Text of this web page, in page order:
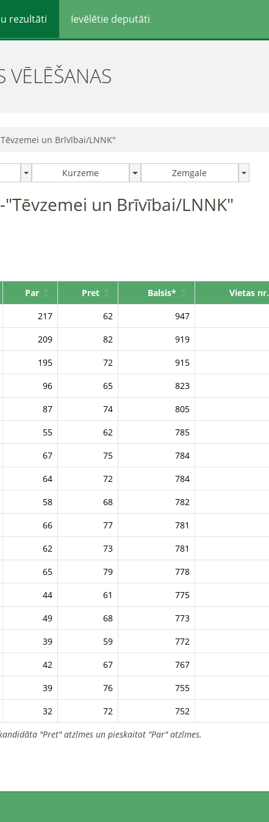
rezultāti Ievēlētie deputāti
un Brīvībai/LNNK"
Kurzeme Zemgale
un Brīvībai/LNNK"
Par Pret Balsis* Vietas nr.
217 62 947
209 82 919
195 72 915
96 65 823
87 74 805
55 62 785
67 75 784
64 72 784
58 68 782
66 77 781
62 73 781
65 79 778
44 61 775
49 68 773
39 59 772
42 67 767
39 76 755
32 72 752
"Pret" atzīmes un pieskaitot "Par" atzīmes.